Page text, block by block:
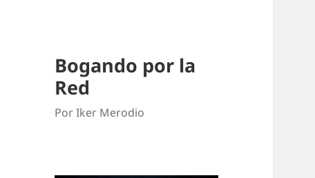
Bogando por la
Red
Por Iker Merodio